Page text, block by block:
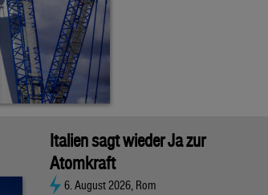
Italien sagt wieder Ja zur
Atomkraft
6. August 2026, Rom